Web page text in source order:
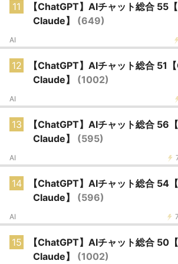
11
【ChatGPT】AIチャット総合 55
Claude】 (649)
AI
12
【ChatGPT】AIチャット総合 51
Claude】 (1002)
AI
13
【ChatGPT】AIチャット総合 56
Claude】 (595)
AI
14
【ChatGPT】AIチャット総合 54
Claude】 (596)
AI
15
【ChatGPT】AIチャット総合 50
Claude】 (1002)